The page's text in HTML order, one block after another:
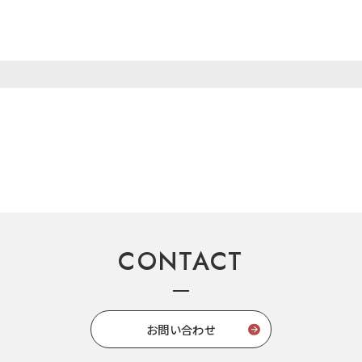
CONTACT
お問い合わせ